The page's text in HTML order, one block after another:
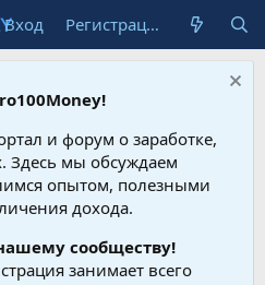
Вход Регистрация
и форум о заработке,
Здесь мы обсуждаем
опытом, полезными
дохода.
сообществу!
занимает всего